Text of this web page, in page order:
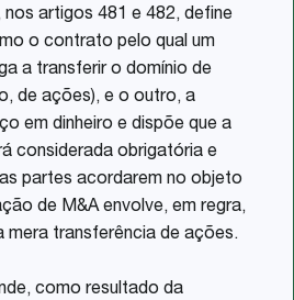
nos artigos 481 e 482, define
o contrato pelo qual um
a transferir o domínio de
de ações), e o outro, a
em dinheiro e dispõe que a
considerada obrigatória e
partes acordarem no objeto
de M&A envolve, em regra,
mera transferência de ações.
como resultado da